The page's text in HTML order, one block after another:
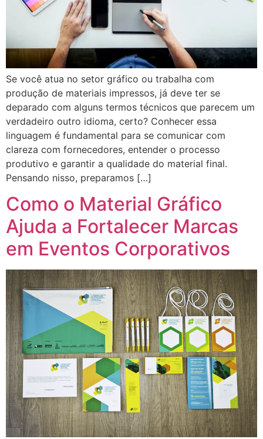
Se você atua no setor gráfico ou trabalha com
produção de materiais impressos, já deve ter se
deparado com alguns termos técnicos que parecem um
verdadeiro outro idioma, certo? Conhecer essa
linguagem é fundamental para se comunicar com
clareza com fornecedores, entender o processo
produtivo e garantir a qualidade do material final.
Pensando nisso, preparamos […]
Como o Material Gráfico
Ajuda a Fortalecer Marcas
em Eventos Corporativos